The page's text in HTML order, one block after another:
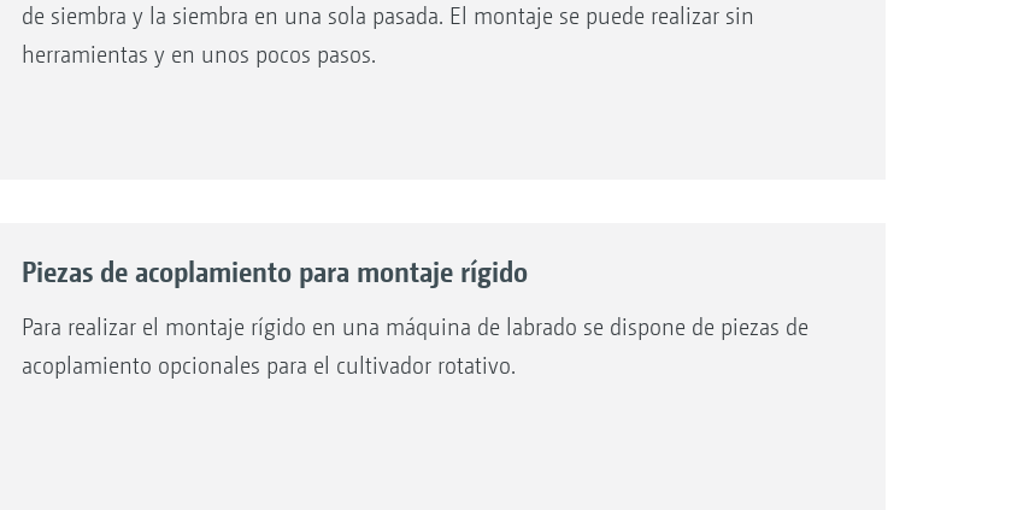
de siembra y la siembra en una sola pasada. El montaje se puede realizar sin
herramientas y en unos pocos pasos.
Piezas de acoplamiento para montaje rígido
Para realizar el montaje rígido en una máquina de labrado se dispone de piezas de
acoplamiento opcionales para el cultivador rotativo.